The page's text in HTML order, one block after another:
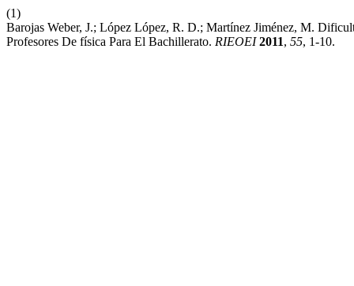
(1)
Barojas Weber, J.; López López, R. D.; Martínez Jiménez, M.
Profesores De física Para El Bachillerato. RIEOEI 2011, 55, 1-10.